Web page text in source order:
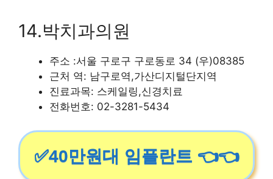
14.박치과의원
주소 :서울 구로구 구로동로 34 (우)08385
근처 역: 남구로역,가산디지털단지역
진료과목: 스케일링,신경치료
전화번호: 02-3281-5434
✅40만원대 임플란트 👈👈